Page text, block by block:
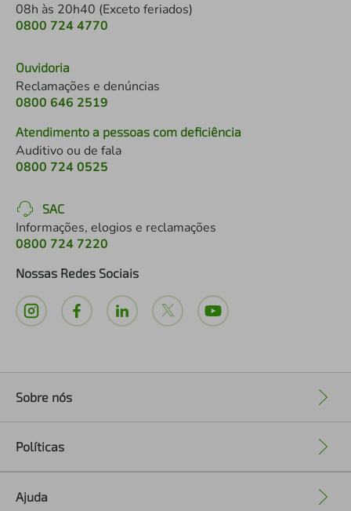
08h às 20h40 (Exceto feriados)
0800 724 4770
Ouvidoria
Reclamações e denúncias
0800 646 2519
Atendimento a pessoas com deficiência
Auditivo ou de fala
0800 724 0525
SAC
Informações, elogios e reclamações
0800 724 7220
Nossas Redes Sociais
Sobre nós
Políticas
Ajuda